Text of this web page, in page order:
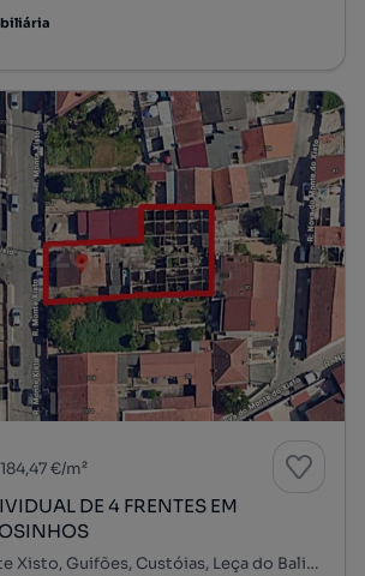
€/m²
DE 4 FRENTES EM
Travessa de Monte Xisto, Guifões, Custóias, Leça do Balio e Guifões, Matosinhos, Porto